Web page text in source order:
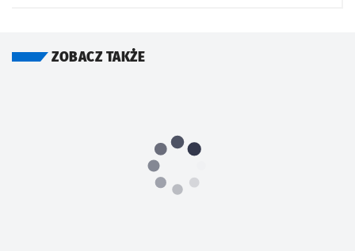
ZOBACZ TAKŻE